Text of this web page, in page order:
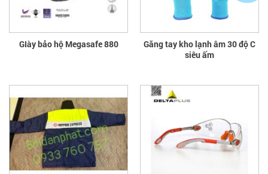
GIày bảo hộ Megasafe 880
Găng tay kho lạnh âm 30 độ C
siêu ấm